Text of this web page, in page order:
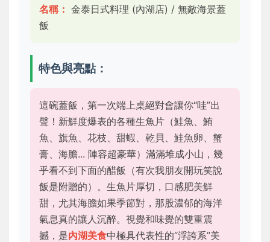
名稱： 金泰日式料理 (內湖店) / 無敵海景蓋
飯
特色與亮點：
這碗蓋飯，第一次端上桌絕對會讓你“哇”出
聲！新鮮度爆表的各種生魚片（鮭魚、鮪
魚、旗魚、花枝、甜蝦、乾貝、鮭魚卵、蟹
膏、海膽... 陣容超豪華）滿滿堆成小山，幾
乎看不到下面的醋飯（有次我朋友開玩笑說
飯是附贈的）。生魚片厚切，口感肥美鮮
甜，尤其海膽如果季節對，那股濃郁的海洋
氣息真的讓人沉醉。視覺和味覺的雙重震
撼，是內湖美食中極具代表性的“浮誇系”美